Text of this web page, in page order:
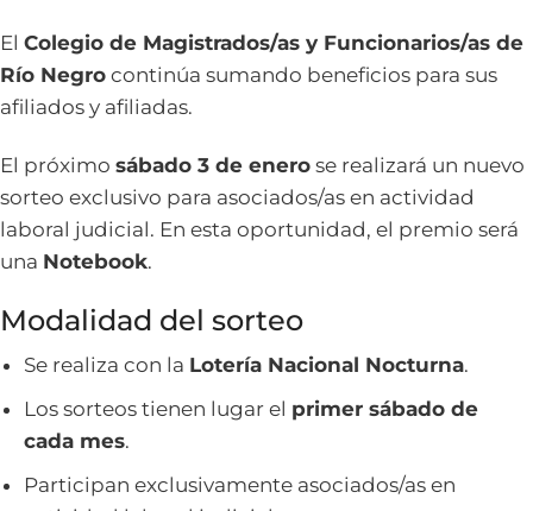
El Colegio de Magistrados/as y Funcionarios/as de
Río Negro continúa sumando beneficios para sus
afiliados y afiliadas.
El próximo sábado 3 de enero se realizará un nuevo
sorteo exclusivo para asociados/as en actividad
laboral judicial. En esta oportunidad, el premio será
una Notebook.
Modalidad del sorteo
Se realiza con la Lotería Nacional Nocturna.
Los sorteos tienen lugar el primer sábado de
cada mes.
Participan exclusivamente asociados/as en